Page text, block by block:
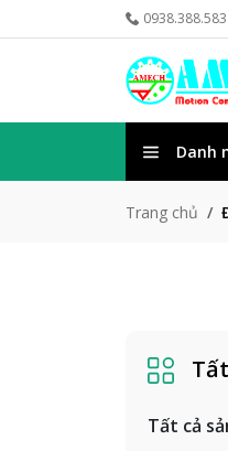
0938.388.583
Danh
Trang chủ
Tất cả